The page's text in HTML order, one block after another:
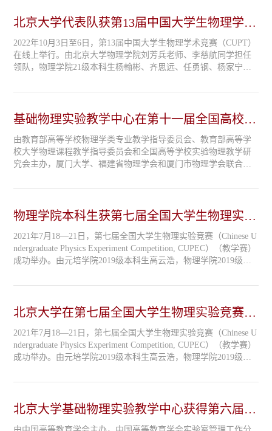
学中心主任李智代表实验中心对学院领导的莅临指导表示感谢，
北京大学代表队获第13届中国大学生物理学术
竞赛一等奖
2022年10月3日至6日，第13届中国大学生物理学术竞赛（CUPT）
在线上举行。由北京大学物理学院刘芳兵老师、李慈航同学担任
领队，物理学院21级本科生杨翰彬、齐思远、任勇钢、杨家宁、
承物院人团结协作、奋勇争先的优良传统，经过五轮比赛获得第1
和科研训练，并对本次参赛活动提供了大力支持。物理学院多位
基础物理实验教学中心在第十一届全国高校物
理实验教学研讨会自制教学实验仪器评比中荣
获一等奖
由教育部高等学校物理学类专业教学指导委员会、教育部高等学
校大学物理课程教学指导委员会和全国高等学校实验物理教学研
究会主办，厦门大学、福建省物理学会和厦门市物理学会联合协
14日在厦门大学思明校区召开。会议对自制教学实验仪器进行了
物理教学实验仪器评比活动。本次会议对各高校2016年以来研制
物理学院本科生获第七届全国大学生物理实验
竞赛（创新）一等奖
2021年7月18—21日，第七届全国大学生物理实验竞赛（Chinese U
ndergraduate Physics Experiment Competition, CUPEC）（教学赛）
成功举办。由元培学院2019级本科生高云浩，物理学院2019级本
奖，其中，高云浩、陈贝乐分别获得基础性实验题（C）、基础性
（C）一等奖。北京大学物理学院、基础物理国家级示范实...
北京大学在第七届全国大学生物理实验竞赛
（教学赛）中获三项一等奖
2021年7月18—21日，第七届全国大学生物理实验竞赛（Chinese U
ndergraduate Physics Experiment Competition, CUPEC）（教学赛）
成功举办。由元培学院2019级本科生高云浩，物理学院2019级本
奖，其中，高云浩、陈贝乐分别获得基础性实验题（C）、基础性
（C）一等奖。北京大学物理学院、基础物理国家级示范实...
北京大学基础物理实验教学中心获得第六届全
国高等学校教师自制实验教学仪器设备创新大